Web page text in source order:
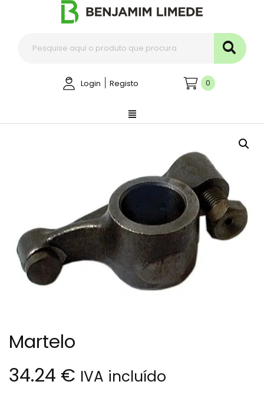
Login Registo 0
Martelo
34.24 € IVA incluído